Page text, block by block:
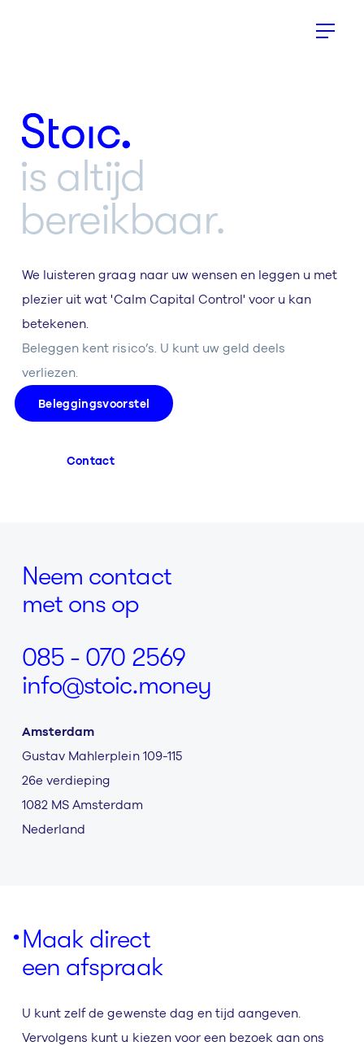
Stoic.
is altijd
bereikbaar.
We luisteren graag naar uw wensen en leggen u met
plezier uit wat 'Calm Capital Control' voor u kan
betekenen.
Beleggen kent risico’s. U kunt uw geld deels
verliezen.
Contact
Beleggingsvoorstel
Neem contact
met ons op
085 - 070 2569
info@stoic.money
Amsterdam
Gustav Mahlerplein 109-115
26e verdieping
1082 MS Amsterdam
Nederland
Maak direct
een afspraak
U kunt zelf de gewenste dag en tijd aangeven.
Vervolgens kunt u kiezen voor een bezoek aan ons